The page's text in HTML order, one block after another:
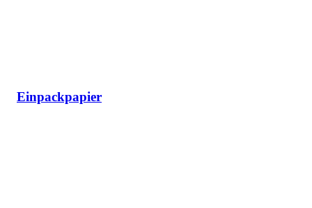
Einpackpapier